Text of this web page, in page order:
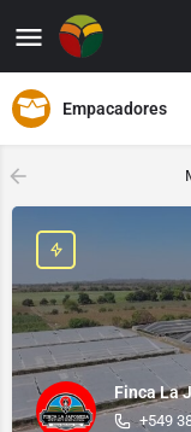
Empacadores
Finca La
+549